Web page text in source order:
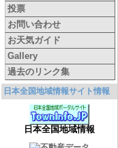
投票
お問い合わせ
お天気ガイド
Gallery
過去のリンク集
日本全国地域情報サイト情報
日本全国地域情報